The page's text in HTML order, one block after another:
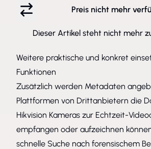
Preis nicht mehr
Dieser Artikel steht nicht mehr
Weitere praktische und konkret
Funktionen
Zusätzlich werden Metadaten
Plattformen von Drittanbietern die
Hikvision Kameras zur Echtzeit-
empfangen oder aufzeichnen
schnelle Suche nach forensischem